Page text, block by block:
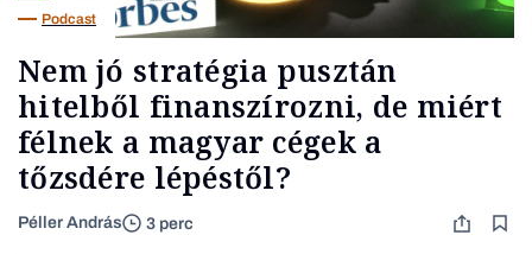
Podcast
Nem jó stratégia pusztán
hitelből finanszírozni, de miért
félnek a magyar cégek a
tőzsdére lépéstől?
Péller András 3 perc